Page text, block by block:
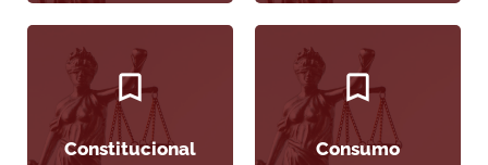
Constitucional Consumo